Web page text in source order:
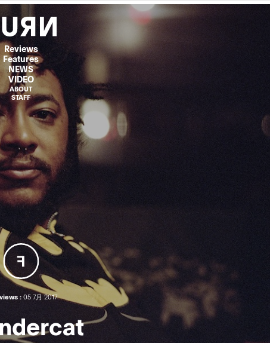
Reviews
Features
NEWS
VIDEO
ABOUT
STAFF
: 05 7月 2017